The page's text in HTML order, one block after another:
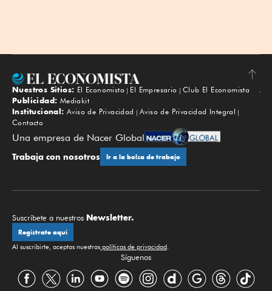
Subir
Nuestros Sitios: El Economista El Empresario
Club El Economista
Publicidad: Mediakit
Institucional: Aviso de Privacidad
Aviso de Privacidad Integral
Contacto
Una empresa de Nacer Global
Trabaja con nosotros Ir a la bolsa de trabajo
Suscríbete a nuestros Newsletter.
Regístrate aquí
Al suscribirte, aceptas nuestras políticas de privacidad
Síguenos